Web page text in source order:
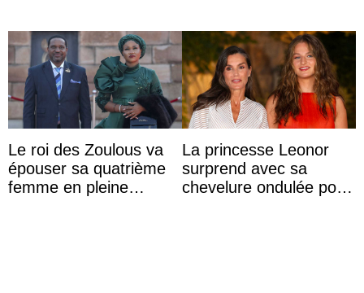
Le roi des Zoulous va
épouser sa quatrième
femme en pleine
La princesse Leonor
surprend avec sa
chevelure ondulée pour